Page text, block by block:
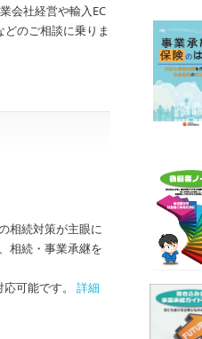
会社経営や輸入EC
のご相談に乗りま
相続対策が主眼に
相続・事業承継を
可能です。 詳細